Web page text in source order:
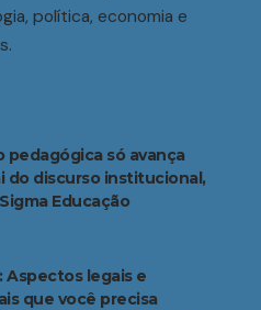
política, economia e
pedagógica só avança
do discurso institucional,
Educação
Aspectos legais e
que você precisa